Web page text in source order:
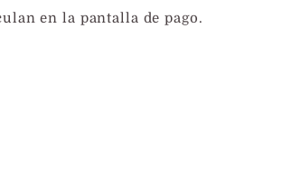
en la pantalla de pago.